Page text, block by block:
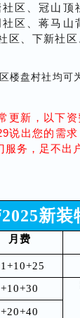
区、冠山顶
区、蒋马山
区、下新社区
楼盘村社均可
更新，以下
说出您的需
务，足不出
新装
月费
+10+30
+20+40